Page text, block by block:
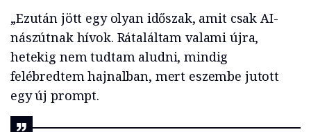
„Ezután jött egy olyan időszak, amit csak AI-
nászútnak hívok. Rátaláltam valami újra,
hetekig nem tudtam aludni, mindig
felébredtem hajnalban, mert eszembe jutott
egy új prompt.